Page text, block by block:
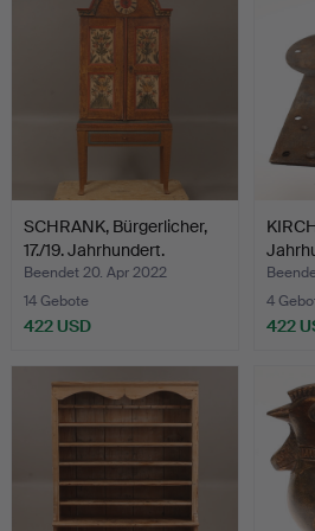
SCHRANK, Bürgerlicher,
17./19. Jahrhundert.
Beendet 20. Apr 2022
14 Gebote
422 USD
4
422